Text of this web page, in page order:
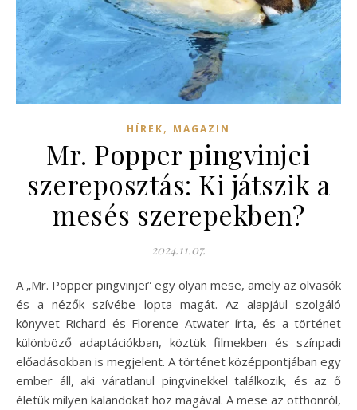
HÍREK, MAGAZIN
Mr. Popper pingvinjei
szereposztás: Ki játszik a
mesés szerepekben?
2024.11.07.
A „Mr. Popper pingvinjei” egy olyan mese, amely az olvasók
és a nézők szívébe lopta magát. Az alapjául szolgáló
könyvet Richard és Florence Atwater írta, és a történet
különböző adaptációkban, köztük filmekben és színpadi
előadásokban is megjelent. A történet középpontjában egy
ember áll, aki váratlanul pingvinekkel találkozik, és az ő
életük milyen kalandokat hoz magával. A mese az otthonról,